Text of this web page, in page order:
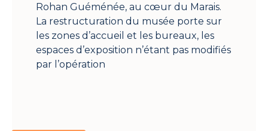
Rohan Guéménée, au cœur du Marais.
La restructuration du musée porte sur
les zones d’accueil et les bureaux, les
espaces d’exposition n’étant pas modifiés
par l’opération